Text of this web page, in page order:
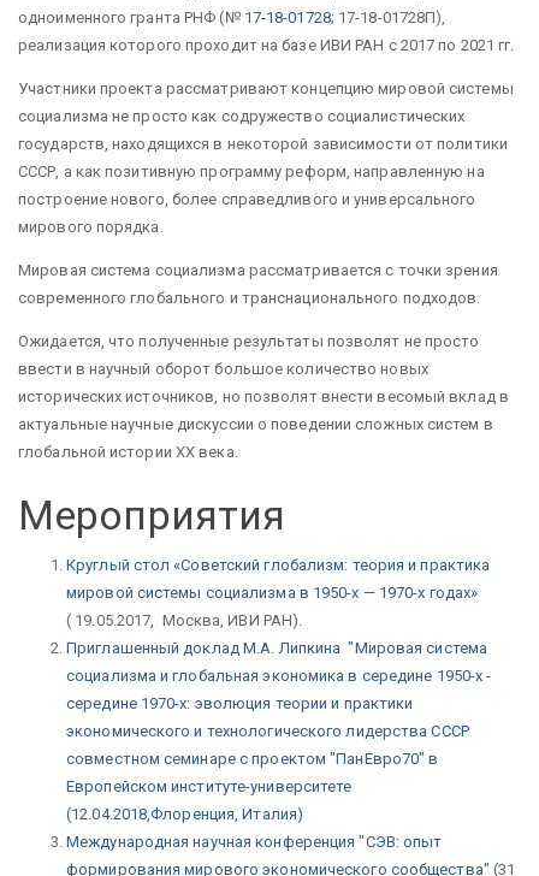
одноименного гранта РНФ (№ 17-18-01728; 17-18-01728П),
реализация которого проходит на базе ИВИ РАН с 2017 по 2021 гг.
Участники проекта рассматривают концепцию мировой системы
социализма не просто как содружество социалистических
государств, находящихся в некоторой зависимости от политики
СССР, а как позитивную программу реформ, направленную на
построение нового, более справедливого и универсального
мирового порядка.
Мировая система социализма рассматривается с точки зрения
современного глобального и транснационального подходов.
Ожидается, что полученные результаты позволят не просто
ввести в научный оборот большое количество новых
исторических источников, но позволят внести весомый вклад в
актуальные научные дискуссии о поведении сложных систем в
глобальной истории ХХ века.
Мероприятия
Круглый стол «Советский глобализм: теория и практика
мировой системы социализма в 1950-х — 1970-х годах»
( 19.05.2017, Москва, ИВИ РАН).
Приглашенный доклад М.А. Липкина "Мировая система
социализма и глобальная экономика в середине 1950-х -
середине 1970-х: эволюция теории и практики
экономического и технологического лидерства СССР
совместном семинаре с проектом "ПанЕвро70" в
Европейском институте-университете
(12.04.2018,Флоренция, Италия)
Международная научная конференция "СЭВ: опыт
формирования мирового экономического сообщества" (31